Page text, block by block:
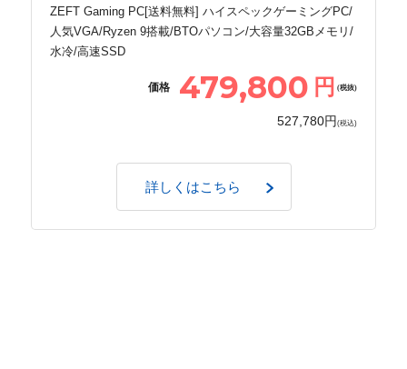
ZEFT Gaming PC[送料無料] ハイスペックゲーミングPC/
人気VGA/Ryzen 9搭載/BTOパソコン/大容量32GBメモリ/
水冷/高速SSD
価格 479,800 円 (税抜)
527,780円 (税込)
詳しくはこちら